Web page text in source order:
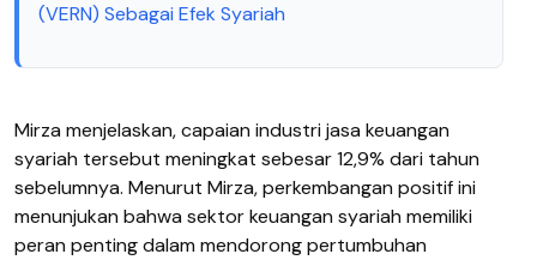
(VERN) Sebagai Efek Syariah
Mirza menjelaskan, capaian industri jasa keuangan
syariah tersebut meningkat sebesar 12,9% dari tahun
sebelumnya. Menurut Mirza, perkembangan positif ini
menunjukan bahwa sektor keuangan syariah memiliki
peran penting dalam mendorong pertumbuhan